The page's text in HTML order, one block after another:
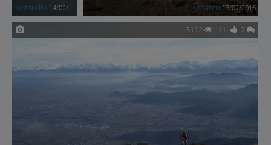
tostarello 14/02/2016 marco 13/02/2016
3112 11 2